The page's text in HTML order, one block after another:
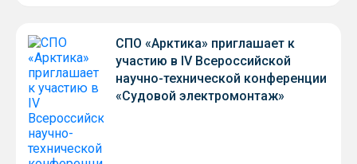
СПО «Арктика» приглашает к
участию в IV Всероссийской
научно-технической конференции
«Судовой электромонтаж»